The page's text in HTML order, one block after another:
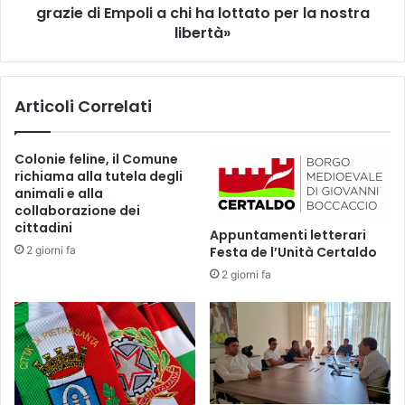
o
r
i
a
l
l
a
M
i
c
i
n
a
a
o
n
e
,
l
s
i
o
M
a
grazie di Empoli a chi ha lottato per la nostra
libertà»
Articoli Correlati
Colonie feline, il Comune
richiama alla tutela degli
animali e alla
collaborazione dei
cittadini
2 giorni fa
Appuntamenti letterari
Festa de l’Unità Certaldo
2 giorni fa